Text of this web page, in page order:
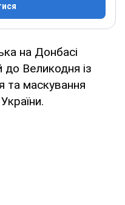
на Донбасі
до Великодня із
та маскування